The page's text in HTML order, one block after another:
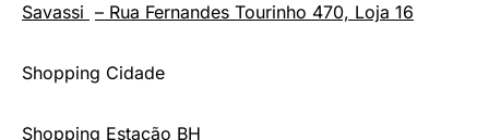
Savassi – Rua Fernandes Tourinho 470, Loja 16
Shopping Cidade
Shopping Estação BH